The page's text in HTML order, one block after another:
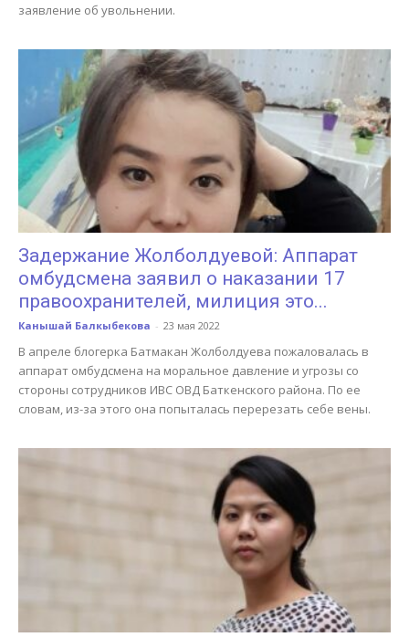
заявление об увольнении.
Задержание Жолболдуевой: Аппарат
омбудсмена заявил о наказании 17
правоохранителей, милиция это...
Канышай Балкыбекова - 23 мая 2022
В апреле блогерка Батмакан Жолболдуева пожаловалась в
аппарат омбудсмена на моральное давление и угрозы со
стороны сотрудников ИВС ОВД Баткенского района. По ее
словам, из-за этого она попыталась перерезать себе вены.